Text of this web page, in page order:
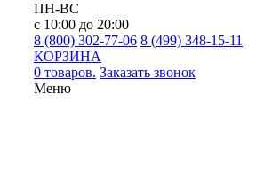
ПН-ВС
с 10:00 до 20:00
8 (800) 302-77-06 8 (499) 348-15-11
КОРЗИНА
0 товаров. Заказать звонок
Меню